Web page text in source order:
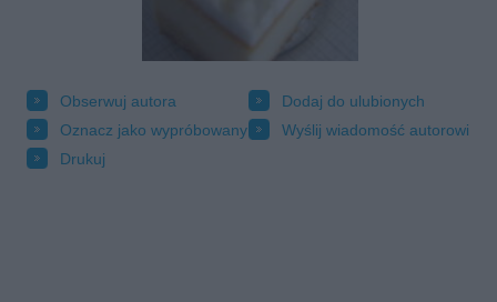
Obserwuj autora
Dodaj do ulubionych
Oznacz jako wypróbowany
Wyślij wiadomość autorowi
Drukuj